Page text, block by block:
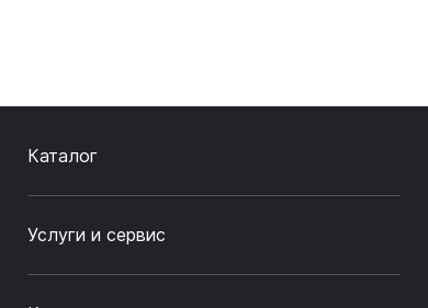
Каталог
Услуги и сервис